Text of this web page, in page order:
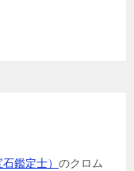
鑑定士） のクロム